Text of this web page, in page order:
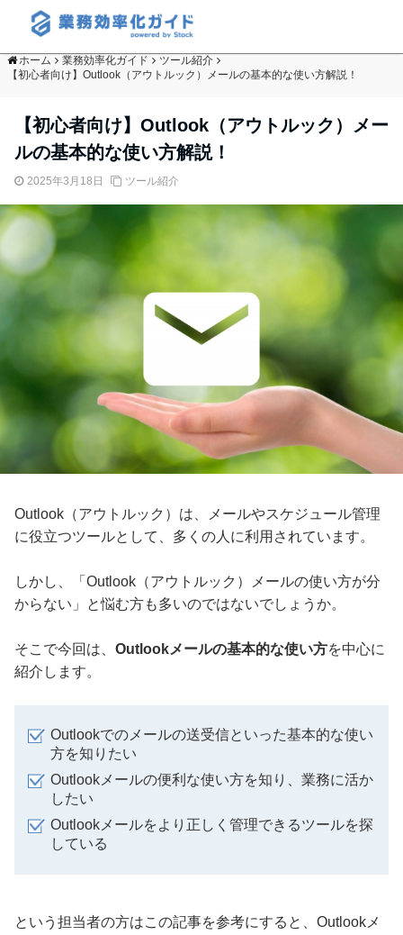
ホーム 業務効率化ガイド
ツール紹介
【初心者向け】Outlook（アウトルック）メールの基本的な使い方解説！
【初心者向け】Outlook（アウトルック）メー
ルの基本的な使い方解説！
2025年3月18日 ツール紹介
Outlook（アウトルック）は、メールやスケジュール管理
に役立つツールとして、多くの人に利用されています。
しかし、「Outlook（アウトルック）メールの使い方が分
からない」と悩む方も多いのではないでしょうか。
そこで今回は、 Outlookメールの基本的な使い方を中心に
紹介します。
Outlookでのメールの送受信といった基本的な使い
方を知りたい
Outlookメールの便利な使い方を知り、業務に活か
したい
Outlookメールをより正しく管理できるツールを探
している
という担当者の方はこの記事を参考にすると、Outlookメ